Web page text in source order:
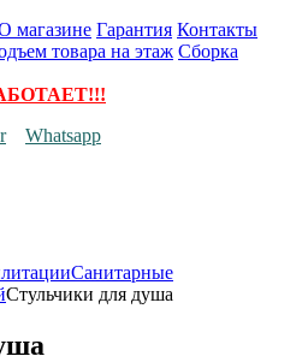
магазине Гарантия Контакты
товара на этаж Сборка
Whatsapp
Санитарные
Стульчики для душа